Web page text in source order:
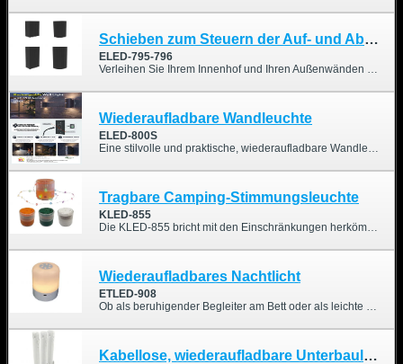
Schieben zum Steuern der Auf- und Abwärtsbeleuchtung
ELED-795-796
Verleihen Sie Ihrem Innenhof und Ihren Außenwänden ein faszinierendes Licht- und Schattenspiel! Diese moderne, minimalistische LED-Außenwandleuchte revolutioniert die traditionelle Festbeleuchtung. Dank des innovativen „Schiebereglers“ können Sie die Lichtform ganz individuell gestalten. Sie besticht nicht nur durch ihr elegantes und vielseitiges Design, sondern dank der hohen Schutzart IP65 ist sie auch für raue Witterungsbedingungen bestens geeignet. Die perfekte Wahl, um die Optik von Wohn- und Geschäftsgebäuden aufzuwerten.
Wiederaufladbare Wandleuchte
ELED-800S
Eine stilvolle und praktische, wiederaufladbare Wandleuchte für den Innen- und Außenbereich. Ausgestattet mit einem integrierten PIR-Bewegungsmelder und Schutzart IP44, sorgt diese Leuchte für automatische Beleuchtung von Wegen, Eingängen, Gärten, Balkonen und Fluren – ganz ohne komplizierte Verkabelung. Der moderne Auf- und Abwärtslichteffekt schafft eine warme, stimmungsvolle Atmosphäre und erhöht gleichzeitig Sicherheit und Komfort.
Tragbare Camping-Stimmungsleuchte
KLED-855
Die KLED-855 bricht mit den Einschränkungen herkömmlicher Campinglaternen und verbirgt in ihrem kompakten Gehäuse ein funkelndes Sternenlicht. Ziehen Sie einfach die versteckte Lichterkette heraus, um Ihr Zelt, Ihren Pavillon oder Ihre Gartenparty im Handumdrehen in eine romantische und warme Atmosphäre zu tauchen. Im eingezogenen Zustand verwandelt sich die Lampe mühelos in eine Tischleuchte mit sanftem, stimmungsvollem Licht. Diese innovative Beleuchtungslösung vereint Ästhetik und Funktionalität und bietet Ihnen ein völlig neues visuelles Erlebnis – sowohl bei Ihren Outdoor-Abenteuern als auch im Alltag.
Wiederaufladbares Nachtlicht
ETLED-908
Ob als beruhigender Begleiter am Bett oder als leichte Beleuchtungslösung für Wochenendausflüge beim Camping – das wiederaufladbare Nachtlicht ETLED-908 passt sich nahtlos Ihrem Lebensstil an. Dank intuitiver Touch-Bedienung, flexibler Helligkeitseinstellungen und außergewöhnlicher Portabilität ist dieses Nachtlicht perfekt geeignet für entspannte Stunden zu Hause und den aktiven, naturverbundenen australischen Lebensstil.
Kabellose, wiederaufladbare Unterbauleuchte